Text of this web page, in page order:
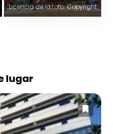
Licencia de la foto: Copyright
lugar